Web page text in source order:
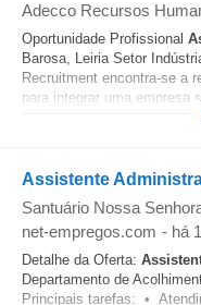
Adecco Recursos
Oportunidade Profissional
Barosa, Leiria Setor
Recruitment encontra-se a
para integrar uma empresa
Assistente
Santuário Nossa
net-empregos.com - há
Detalhe da Oferta:
Departamento de
Principais tarefas: •